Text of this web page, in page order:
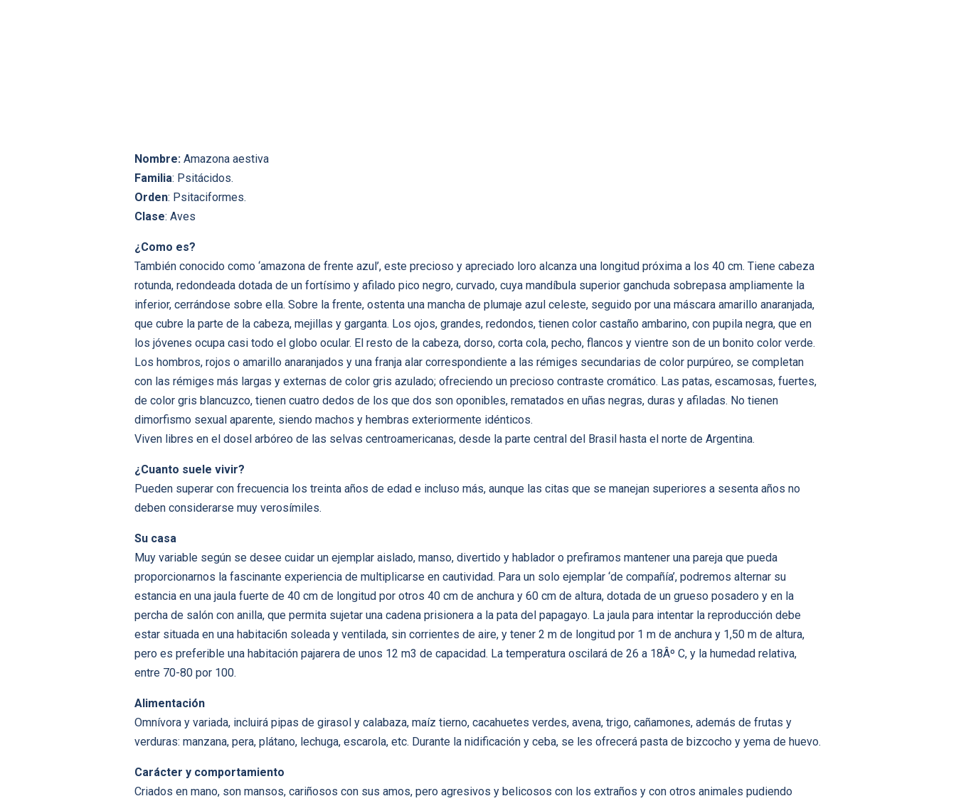
Nombre: Amazona aestiva
Familia: Psitácidos.
Orden: Psitaciformes.
Clase: Aves
¿Como es?
También conocido como ‘amazona de frente azul’, este precioso y apreciado loro alcanza una longitud próxima a los 40 cm. Tiene cabeza
rotunda, redondeada dotada de un fortísimo y afilado pico negro, curvado, cuya mandíbula superior ganchuda sobrepasa ampliamente la
inferior, cerrándose sobre ella. Sobre la frente, ostenta una mancha de plumaje azul celeste, seguido por una máscara amarillo anaranjada,
que cubre la parte de la cabeza, mejillas y garganta. Los ojos, grandes, redondos, tienen color castaño ambarino, con pupila negra, que en
los jóvenes ocupa casi todo el globo ocular. El resto de la cabeza, dorso, corta cola, pecho, flancos y vientre son de un bonito color verde.
Los hombros, rojos o amarillo anaranjados y una franja alar correspondiente a las rémiges secundarias de color purpúreo, se completan
con las rémiges más largas y externas de color gris azulado; ofreciendo un precioso contraste cromático. Las patas, escamosas, fuertes,
de color gris blancuzco, tienen cuatro dedos de los que dos son oponibles, rematados en uñas negras, duras y afiladas. No tienen
dimorfismo sexual aparente, siendo machos y hembras exteriormente idénticos.
Viven libres en el dosel arbóreo de las selvas centroamericanas, desde la parte central del Brasil hasta el norte de Argentina.
¿Cuanto suele vivir?
Pueden superar con frecuencia los treinta años de edad e incluso más, aunque las citas que se manejan superiores a sesenta años no
deben considerarse muy verosímiles.
Su casa
Muy variable según se desee cuidar un ejemplar aislado, manso, divertido y hablador o prefiramos mantener una pareja que pueda
proporcionarnos la fascinante experiencia de multiplicarse en cautividad. Para un solo ejemplar ‘de compañía’, podremos alternar su
estancia en una jaula fuerte de 40 cm de longitud por otros 40 cm de anchura y 60 cm de altura, dotada de un grueso posadero y en la
percha de salón con anilla, que permita sujetar una cadena prisionera a la pata del papagayo. La jaula para intentar la reproducción debe
estar situada en una habitaci6n soleada y ventilada, sin corrientes de aire, y tener 2 m de longitud por 1 m de anchura y 1,50 m de altura,
pero es preferible una habitación pajarera de unos 12 m3 de capacidad. La temperatura oscilará de 26 a 18Âº C, y la humedad relativa,
entre 70-80 por 100.
Alimentación
Omnívora y variada, incluirá pipas de girasol y calabaza, maíz tierno, cacahuetes verdes, avena, trigo, cañamones, además de frutas y
verduras: manzana, pera, plátano, lechuga, escarola, etc. Durante la nidificación y ceba, se les ofrecerá pasta de bizcocho y yema de huevo.
Carácter y comportamiento
Criados en mano, son mansos, cariñosos con sus amos, pero agresivos y belicosos con los extraños y con otros animales pudiendo